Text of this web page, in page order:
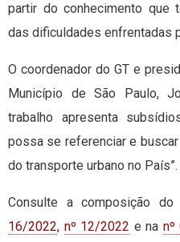
partir do conhecimento que
das dificuldades enfrentadas
O coordenador do GT e
Município de São Paulo,
trabalho apresenta
possa se referenciar e
do transporte urbano no País”.
Consulte a composição do
16/2022, nº 12/2022 e na